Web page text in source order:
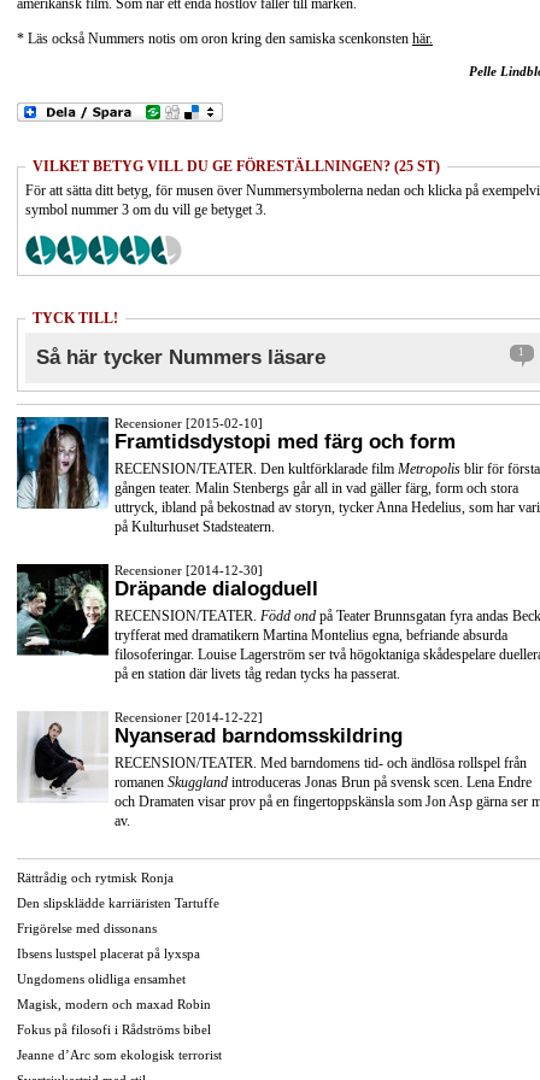
amerikansk film. Som när ett enda höstlöv faller till marken.
* Läs också Nummers notis om oron kring den samiska scenkonsten här.
Pelle
VILKET BETYG VILL DU GE FÖRESTÄLLNINGEN? (25 ST)
För att sätta ditt betyg, för musen över Nummersymbolerna nedan och klicka på
symbol nummer 3 om du vill ge betyget 3.
TYCK TILL!
Så här tycker Nummers läsare 1
Recensioner [2015-02-10]
Framtidsdystopi med färg och form
RECENSION/TEATER. Den kultförklarade film Metropolis blir för första
gången teater. Malin Stenbergs går all in vad gäller färg, form och stora
uttryck, ibland på bekostnad av storyn, tycker Anna Hedelius, som har
på Kulturhuset Stadsteatern.
Recensioner [2014-12-30]
Dräpande dialogduell
RECENSION/TEATER. Född ond på Teater Brunnsgatan fyra andas
tryfferat med dramatikern Martina Montelius egna, befriande absurda
filosoferingar. Louise Lagerström ser två högoktaniga skådespelare
på en station där livets tåg redan tycks ha passerat.
Recensioner [2014-12-22]
Nyanserad barndomsskildring
RECENSION/TEATER. Med barndomens tid- och ändlösa rollspel från
romanen Skuggland introduceras Jonas Brun på svensk scen. Lena Endre
och Dramaten visar prov på en fingertoppskänsla som Jon Asp gärna ser
av.
Rättrådig och rytmisk Ronja
Den slipsklädde karriäristen Tartuffe
Frigörelse med dissonans
Ibsens lustspel placerat på lyxspa
Ungdomens olidliga ensamhet
Magisk, modern och maxad Robin
Fokus på filosofi i Rådströms bibel
Jeanne d’Arc som ekologisk terrorist